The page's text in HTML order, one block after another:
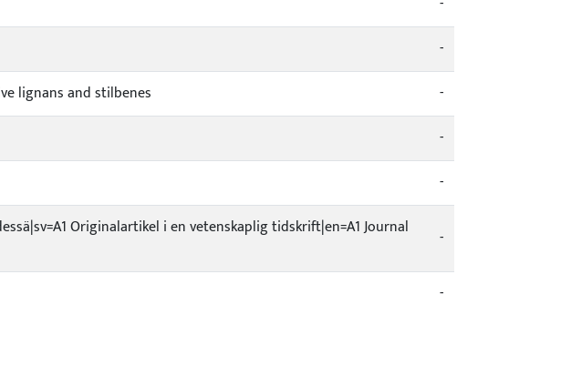
-
lignans and stilbenes
-
-
-
Originalartikel i en vetenskaplig tidskrift|en=A1 Journal
-
-